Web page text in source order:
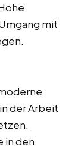
mit
der Arbeit
in den